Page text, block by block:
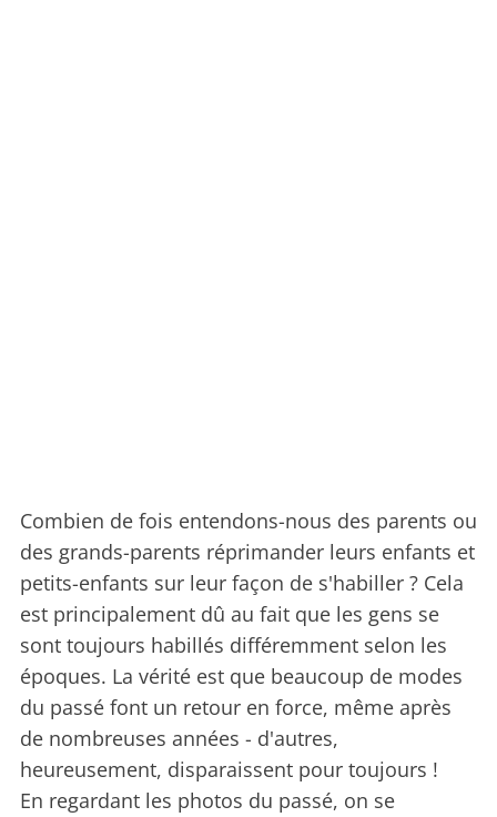
Combien de fois entendons-nous des parents ou
des grands-parents réprimander leurs enfants et
petits-enfants sur leur façon de s'habiller ? Cela
est principalement dû au fait que les gens se
sont toujours habillés différemment selon les
époques. La vérité est que beaucoup de modes
du passé font un retour en force, même après
de nombreuses années - d'autres,
heureusement, disparaissent pour toujours !
En regardant les photos du passé, on se